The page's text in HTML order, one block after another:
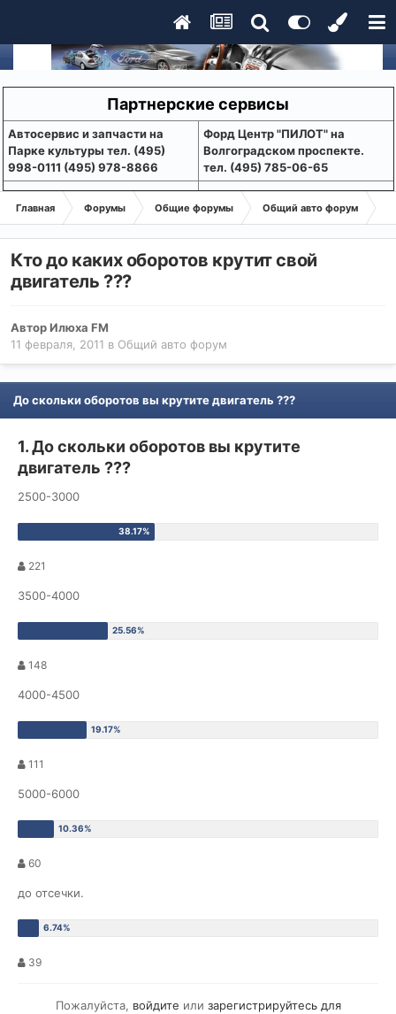
Партнерские сервисы
Aвтосервис и запчасти на
Парке культуры тел. (495)
998-0111 (495) 978-8866
Форд Центр "ПИЛОТ" на
Волгоградском проспекте.
тел. (495) 785-06-65
Главная Форумы Общие форумы Общий авто форум
Кто до каких оборотов крутит свой
двигатель ???
АвторИлюха FM
11 февраля, 2011 в Общий авто форум
До скольки оборотов вы крутите двигатель ???
1. До скольки оборотов вы крутите
двигатель ???
2500-3000
221
3500-4000
148
4000-4500
111
5000-6000
60
до отсечки.
39
Пожалуйста, войдите или зарегистрируйтесьдля